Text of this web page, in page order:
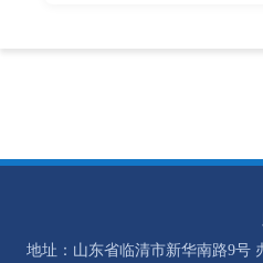
地址：山东省临清市新华南路9号